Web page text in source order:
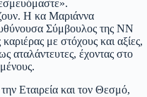
Η κα Μαριάννα
Σύμβουλος της ΝΝ
με στόχους και αξίες,
αταλάντευτες, έχοντας στο
Εταιρεία και τον Θεσμό,